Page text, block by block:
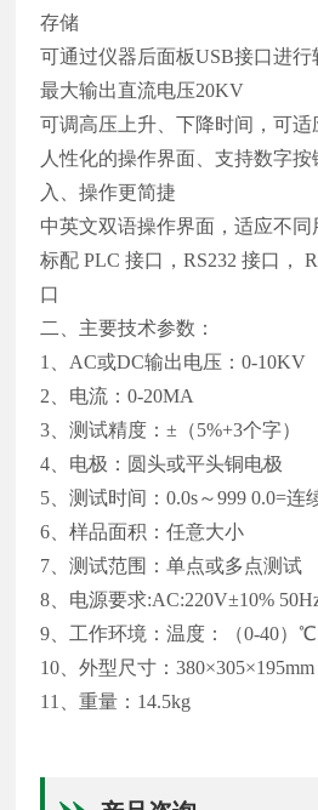
存储
可通过仪器后面板USB接口进行
最大输出直流电压20KV
可调高压上升、下降时间，可
人性化的操作界面、支持数字
入、操作更简捷
中英文双语操作界面，适应不同
标配 PLC 接口，RS232 接口，
口
二、主要技术参数：
1、AC或DC输出电压：0-10KV
2、电流：0-20MA
3、测试精度：±（5%+3个字）
4、电极：圆头或平头铜电极
5、测试时间：0.0s～999 0.0=连
6、样品面积：任意大小
7、测试范围：单点或多点测试
8、电源要求:AC:220V±10%
9、工作环境：温度：（0-40）
10、外型尺寸：380×305×195mm
11、重量：14.5kg